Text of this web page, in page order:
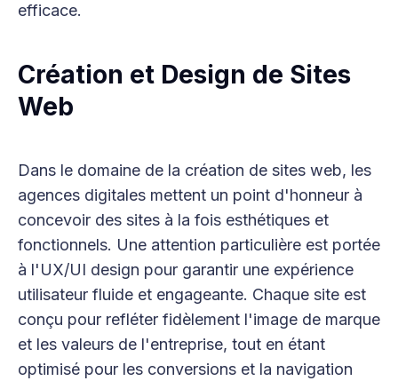
efficace.
Création et Design de Sites
Web
Dans le domaine de la création de sites web, les
agences digitales mettent un point d'honneur à
concevoir des sites à la fois esthétiques et
fonctionnels. Une attention particulière est portée
à l'UX/UI design pour garantir une expérience
utilisateur fluide et engageante. Chaque site est
conçu pour refléter fidèlement l'image de marque
et les valeurs de l'entreprise, tout en étant
optimisé pour les conversions et la navigation